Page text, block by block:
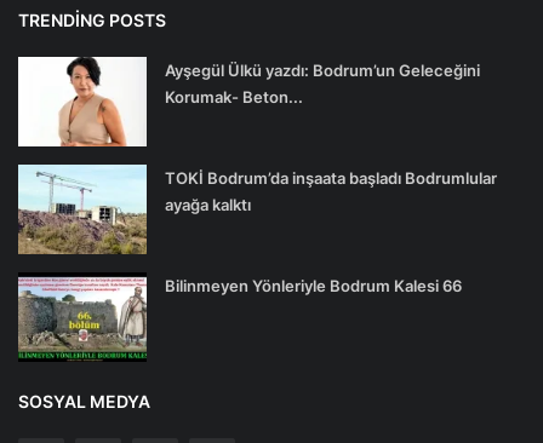
TRENDING POSTS
Ayşegül Ülkü yazdı: Bodrum’un Geleceğini
Korumak- Beton...
TOKİ Bodrum’da inşaata başladı Bodrumlular
ayağa kalktı
Bilinmeyen Yönleriyle Bodrum Kalesi 66
SOSYAL MEDYA